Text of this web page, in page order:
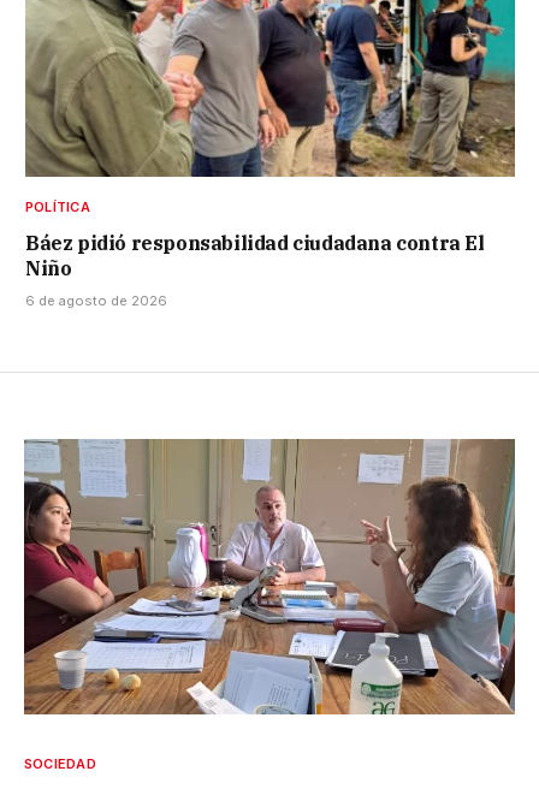
POLÍTICA
Báez pidió responsabilidad ciudadana contra El
Niño
6 de agosto de 2026
SOCIEDAD